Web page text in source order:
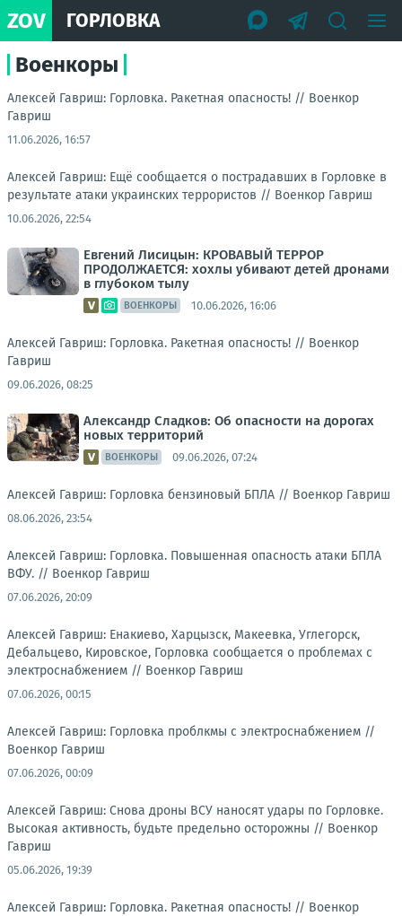
ZOV ГОРЛОВКА
Военкоры
Алексей Гавриш: Горловка. Ракетная опасность! // Военкор
Гавриш
11.06.2026, 16:57
Алексей Гавриш: Ещё сообщается о пострадавших в Горловке в
результате атаки украинских террористов // Военкор Гавриш
10.06.2026, 22:54
Евгений Лисицын: КРОВАВЫЙ ТЕРРОР
ПРОДОЛЖАЕТСЯ: хохлы убивают детей дронами
в глубоком тылу
ВОЕНКОРЫ 10.06.2026, 16:06
Алексей Гавриш: Горловка. Ракетная опасность! // Военкор
Гавриш
09.06.2026, 08:25
Александр Сладков: Об опасности на дорогах
новых территорий
ВОЕНКОРЫ 09.06.2026, 07:24
Алексей Гавриш: Горловка бензиновый БПЛА // Военкор Гавриш
08.06.2026, 23:54
Алексей Гавриш: Горловка. Повышенная опасность атаки БПЛА
ВФУ. // Военкор Гавриш
07.06.2026, 20:09
Алексей Гавриш: Енакиево, Харцызск, Макеевка, Углегорск,
Дебальцево, Кировское, Горловка сообщается о проблемах с
электроснабжением // Военкор Гавриш
07.06.2026, 00:15
Алексей Гавриш: Горловка проблкмы с электроснабжением //
Военкор Гавриш
07.06.2026, 00:09
Алексей Гавриш: Снова дроны ВСУ наносят удары по Горловке.
Высокая активность, будьте предельно осторожны // Военкор
Гавриш
05.06.2026, 19:39
Алексей Гавриш: Горловка. Ракетная опасность! // Военкор